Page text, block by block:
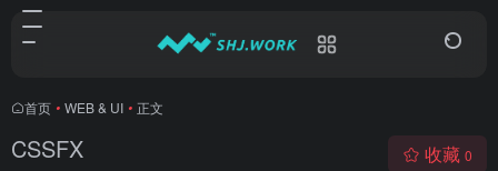
首页 • WEB & UI • 正文
CSSFX 收藏 0